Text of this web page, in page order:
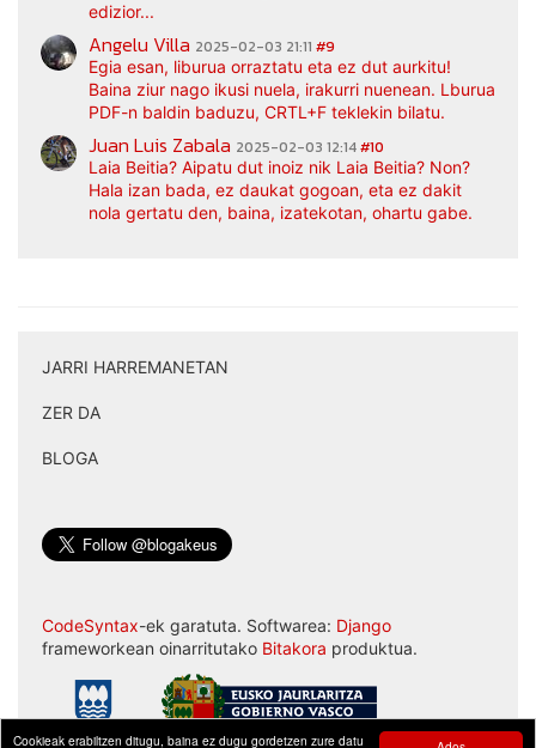
Cookieak erabiltzen ditugu, baina ez dugu gordetzen zure datu
edizior...
Angelu Villa 2025-02-03 21:11 #9
Egia esan, liburua orraztatu eta ez dut aurkitu!
Baina ziur nago ikusi nuela, irakurri nuenean. Lburua
PDF-n baldin baduzu, CRTL+F teklekin bilatu.
Juan Luis Zabala 2025-02-03 12:14#10
Laia Beitia? Aipatu dut inoiz nik Laia Beitia? Non?
Hala izan bada, ez daukat gogoan, eta ez dakit
nola gertatu den, baina, izatekotan, ohartu gabe.
JARRI HARREMANETAN
ZER DA
BLOGA
CodeSyntax-ek garatuta. Softwarea: Django
frameworkean oinarritutako Bitakora produktua.